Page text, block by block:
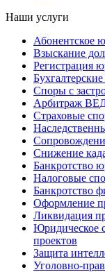
Наши услуги
Абонентское
Взыскание
Регистрация
Споры с
Арбитраж
Страховые
Снижение
Банкротство
Налоговые
Банкротство
Оформление
Ликвидация
Юридическое
проектов
Защита
Уголовно-